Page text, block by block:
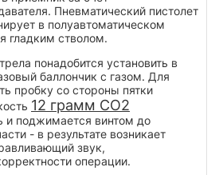
Пневматический пистолет
в полуавтоматическом
гладким стволом.
понадобится установить в
баллончик с газом. Для
пробку со стороны пятки
12 грамм CO2
и поджимается винтом до
- в результате возникает
звук,
операции.